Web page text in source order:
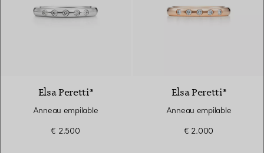
Elsa Peretti®
Anneau empilable
€ 2.500
Elsa Peretti®
Anneau empilable
€ 2.000